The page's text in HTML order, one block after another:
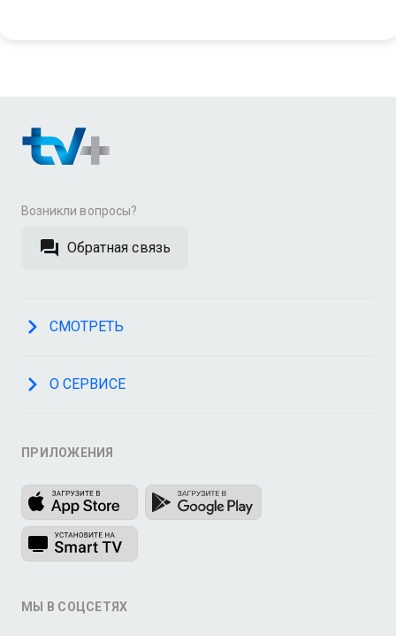
Возникли вопросы?
Обратная связь
СМОТРЕТЬ
О СЕРВИСЕ
ПРИЛОЖЕНИЯ
МЫ В СОЦСЕТЯХ